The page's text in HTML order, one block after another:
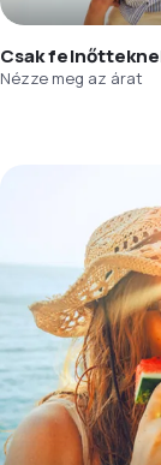
Csak
Nézze meg az árat